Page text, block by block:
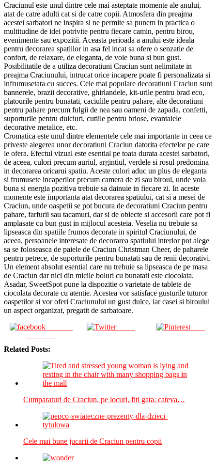
Craciunul este unul dintre cele mai asteptate momente ale anului,
atat de catre adulti cat si de catre copii. Atmosfera din preajma
acestei sarbatori ne inspira si ne permite sa punem in practica o
multitudine de idei potrivite pentru fiecare camin, pentru birou,
evenimente sau expozitii. Aceasta perioada a anului este ideala
pentru decorarea spatiilor in asa fel incat sa ofere o senzatie de
confort, de relaxare, de eleganta, de voie buna si bun gust.
Posibilitatile de a utiliza decoratiuni Craciun sunt nelimitate in
preajma Craciunului, intrucat orice incapere poate fi personalizata si
infrumusetata cu succes. Cele mai populare decoratiuni Craciun sunt
bannerele, brazii decorative, ghirlandele, kit-urile pentru brad eco,
platourile pentru bunatati, caciulile pentru pahare, alte decoratiuni
pentru pahare precum fulgii de nea sau oameni de zapada, confetti,
suporturile pentru dulciuri, cutiile pentru briose, evantaiele
decorative metalice, etc.
Cromatica este unul dintre elementele cele mai importante in ceea ce
priveste alegerea unor decoratiuni Craciun datorita efectelor pe care
le ofera. Efectul vizual este esential pe toata durata acestei sarbatori,
de aceea, culori precum auriul, argintiul, verdele si rosul predomina
in decorarea oricarui spatiu. Aceste culori aduc un plus de eleganta
si frumusete incaperilor precum camera de zi sau biroul, unde voia
buna si energia pozitiva trebuie sa dainuie in fiecare zi. In aceste
momente este importanta atat decorarea spatiului, cat si a mesei de
Craciun, unde oaspetii se pot bucura de decoratiuni Craciun pentru
pahare, farfurii sau tacamuri, dar si de obiecte si accesorii care pot fi
amplasate cu bun gust in mijlocul acesteia. Veselia nu trebuie sa
lipseasca din spatiile frumos decorate in spiritul Craciunului, de
aceea, persoanele interesate de decorarea spatiului interior pot alege
sa se foloseasca de paiele de Craciun Christman Cheer, de paharele
pentru petrece, de suporturile pentru bunatati sau de renii decorativi.
Un element absolut esential care nu trebuie sa lipseasca de pe masa
de Craciun dar nici din micile boluri cu bunatati este ciocolata.
Asadar, SweetSpot pune la dispozitie o varietate de tablete de
ciocolata decorate cu atentie. Acestea vor satisface gusturile tuturor
oaspetilor si vor oferi Craciunului un gust dulce, iar casei si biroului
un aspect organizat, pregatit de sarbatoare.
Tweet Save
Related Posts:
Cumparaturi de Craciun, pe locuri, fiti gata: cateva…
Cele mai bune jucarii de Craciun pentru copii